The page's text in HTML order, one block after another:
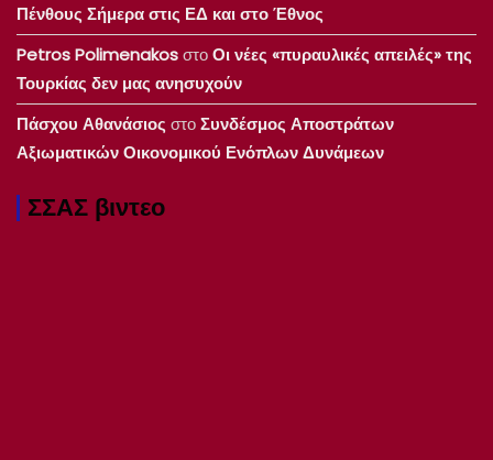
Πένθους Σήμερα στις ΕΔ και στο Έθνος
Petros PolimenakosστοΟι νέες «πυραυλικές απειλές» της
Τουρκίας δεν μας ανησυχούν
Πάσχου Αθανάσιος στοΣυνδέσμος Αποστράτων
Αξιωματικών Οικονομικού Ενόπλων Δυνάμεων
ΣΣΑΣ βιντεο